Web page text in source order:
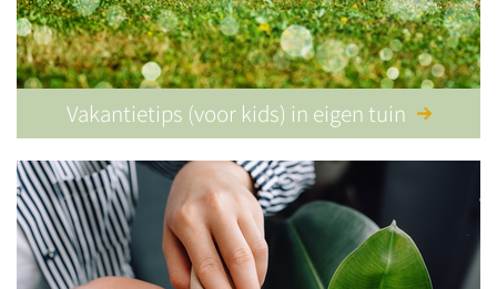
Vakantietips (voor kids) in eigen tuin